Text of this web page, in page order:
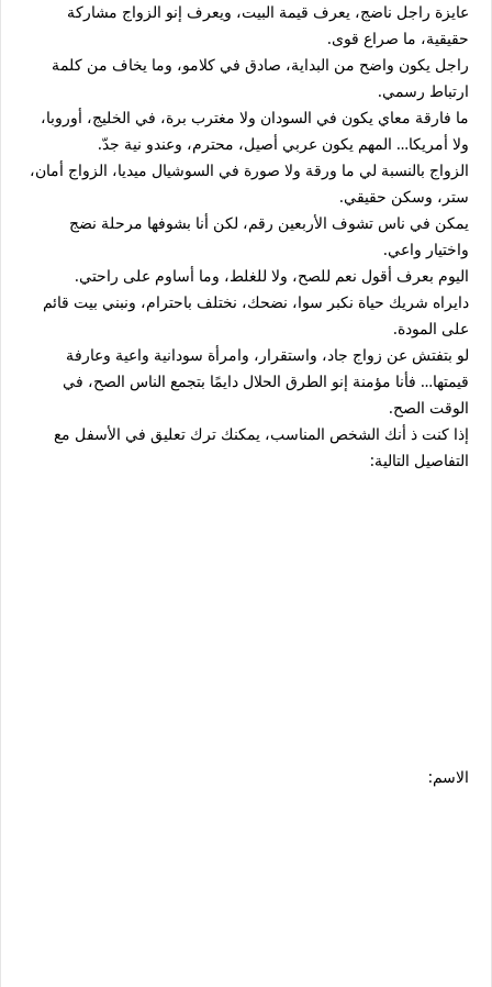
عايزة راجل ناضج، يعرف قيمة البيت، ويعرف إنو الزواج مشاركة
حقيقية، ما صراع قوى.
راجل يكون واضح من البداية، صادق في كلامو، وما يخاف من كلمة
ارتباط رسمي.
ما فارقة معاي يكون في السودان ولا مغترب برة، في الخليج، أوروبا،
ولا أمريكا… المهم يكون عربي أصيل، محترم، وعندو نية جدّ.
الزواج بالنسبة لي ما ورقة ولا صورة في السوشيال ميديا، الزواج أمان،
ستر، وسكن حقيقي.
يمكن في ناس تشوف الأربعين رقم، لكن أنا بشوفها مرحلة نضج
واختيار واعي.
اليوم بعرف أقول نعم للصح، ولا للغلط، وما أساوم على راحتي.
دايراه شريك حياة نكبر سوا، نضحك، نختلف باحترام، ونبني بيت قائم
على المودة.
لو بتفتش عن زواج جاد، واستقرار، وامرأة سودانية واعية وعارفة
قيمتها… فأنا مؤمنة إنو الطرق الحلال دايمًا بتجمع الناس الصح، في
الوقت الصح.
إذا كنت ذ أنك الشخص المناسب، يمكنك ترك تعليق في الأسفل مع
التفاصيل التالية:
الاسم: